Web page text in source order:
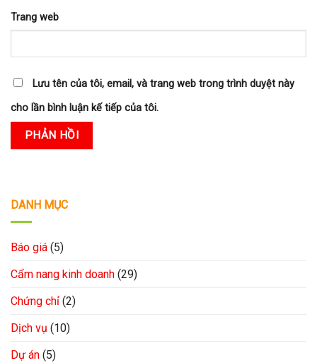
Trang web
Lưu tên của tôi, email, và trang web trong trình duyệt này
cho lần bình luận kế tiếp của tôi.
DANH MỤC
Báo giá (5)
Cẩm nang kinh doanh (29)
Chứng chỉ (2)
Dịch vụ (10)
Dự án (5)